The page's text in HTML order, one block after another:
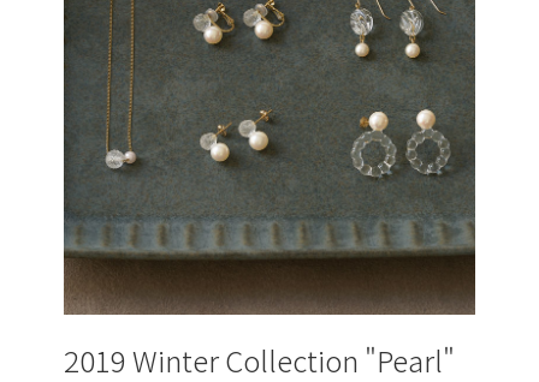
2019 Winter Collection "Pearl"